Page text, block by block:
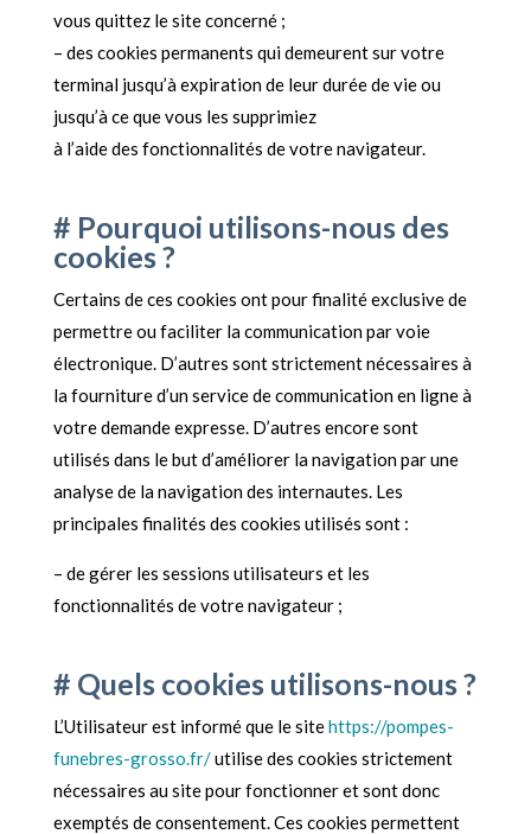
vous quittez le site concerné ;
– des cookies permanents qui demeurent sur votre
terminal jusqu’à expiration de leur durée de vie ou
jusqu’à ce que vous les supprimiez
à l’aide des fonctionnalités de votre navigateur.
# Pourquoi utilisons-nous des
cookies ?
Certains de ces cookies ont pour finalité exclusive de
permettre ou faciliter la communication par voie
électronique. D’autres sont strictement nécessaires à
la fourniture d’un service de communication en ligne à
votre demande expresse. D’autres encore sont
utilisés dans le but d’améliorer la navigation par une
analyse de la navigation des internautes. Les
principales finalités des cookies utilisés sont :
– de gérer les sessions utilisateurs et les
fonctionnalités de votre navigateur ;
# Quels cookies utilisons-nous ?
L’Utilisateur est informé que le sitehttps://pompes-
funebres-grosso.fr/utilise des cookies strictement
nécessaires au site pour fonctionner et sont donc
exemptés de consentement. Ces cookies permettent